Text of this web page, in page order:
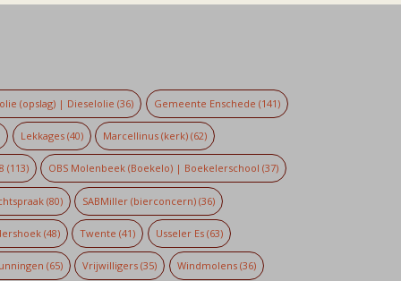
(opslag) | Dieselolie (36) Gemeente Enschede (141)
Lekkages(40) Marcellinus (kerk) (62)
(113) OBS Molenbeek (Boekelo) | Boekelerschool (37)
(80) SABMiller (bierconcern) (36)
(48) Twente (41) Usseler Es(63)
(65) Vrijwilligers (35) Windmolens(36)